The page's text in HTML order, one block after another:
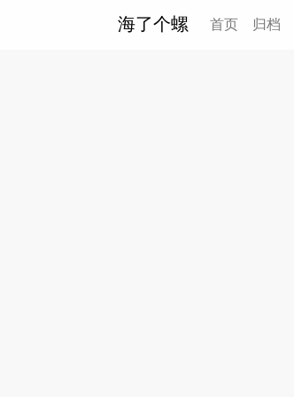
海了个螺 首页(current)
归档